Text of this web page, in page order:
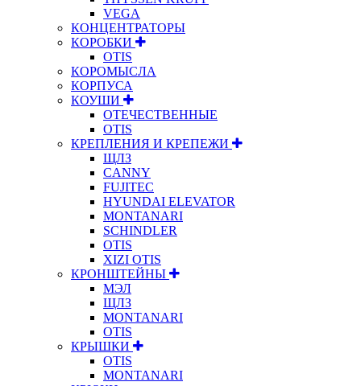
VEGA
КОНЦЕНТРАТОРЫ
КОРОБКИ
OTIS
КОРОМЫСЛА
КОРПУСА
КОУШИ
ОТЕЧЕСТВЕННЫЕ
OTIS
КРЕПЛЕНИЯ И КРЕПЕЖИ
ЩЛЗ
CANNY
FUJITEC
HYUNDAI ELEVATOR
MONTANARI
SCHINDLER
OTIS
XIZI OTIS
КРОНШТЕЙНЫ
МЭЛ
ЩЛЗ
MONTANARI
OTIS
КРЫШКИ
OTIS
MONTANARI